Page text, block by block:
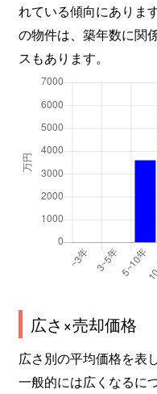
れている傾向にありま
の物件は、築年数に関
スもあります。
広さ×売却価格
広さ別の平均価格を表
一般的には広くなるに